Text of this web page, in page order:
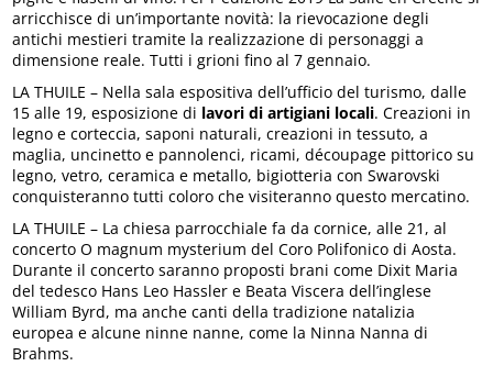
arricchisce di un’importante novità: la rievocazione degli
antichi mestieri tramite la realizzazione di personaggi a
dimensione reale. Tutti i grioni fino al 7 gennaio.
LA THUILE – Nella sala espositiva dell’ufficio del turismo, dalle
15 alle 19, esposizione di lavori di artigiani locali. Creazioni in
legno e corteccia, saponi naturali, creazioni in tessuto, a
maglia, uncinetto e pannolenci, ricami, découpage pittorico su
legno, vetro, ceramica e metallo, bigiotteria con Swarovski
conquisteranno tutti coloro che visiteranno questo mercatino.
LA THUILE – La chiesa parrocchiale fa da cornice, alle 21, al
concerto O magnum mysterium del Coro Polifonico di Aosta.
Durante il concerto saranno proposti brani come Dixit Maria
del tedesco Hans Leo Hassler e Beata Viscera dell’inglese
William Byrd, ma anche canti della tradizione natalizia
europea e alcune ninne nanne, come la Ninna Nanna di
Brahms.